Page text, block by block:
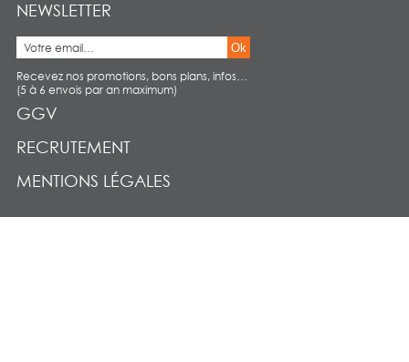
NEWSLETTER
Ok
Recevez nos promotions, bons plans, infos…
(5 à 6 envois par an maximum)
RECRUTEMENT
MENTIONS LÉGALES
GGV